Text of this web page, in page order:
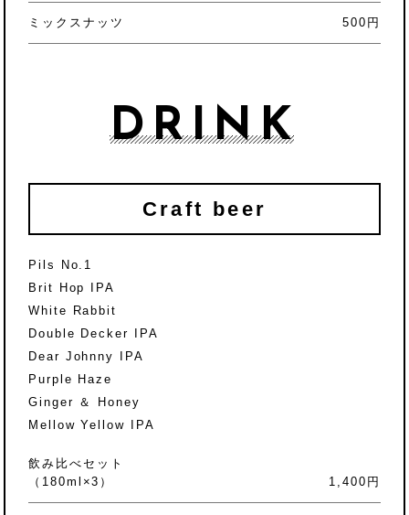
ミックスナッツ 500円
DRINK
Craft beer
Pils No.1
Brit Hop IPA
White Rabbit
Double Decker IPA
Dear Johnny IPA
Purple Haze
Ginger ＆ Honey
Mellow Yellow IPA
飲み比べセット
（180ml×3）
1,400円